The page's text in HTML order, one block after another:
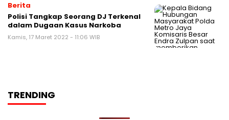
Berita
Polisi Tangkap Seorang DJ Terkenal
dalam Dugaan Kasus Narkoba
Kamis, 17 Maret 2022 - 11:06 WIB
TRENDING